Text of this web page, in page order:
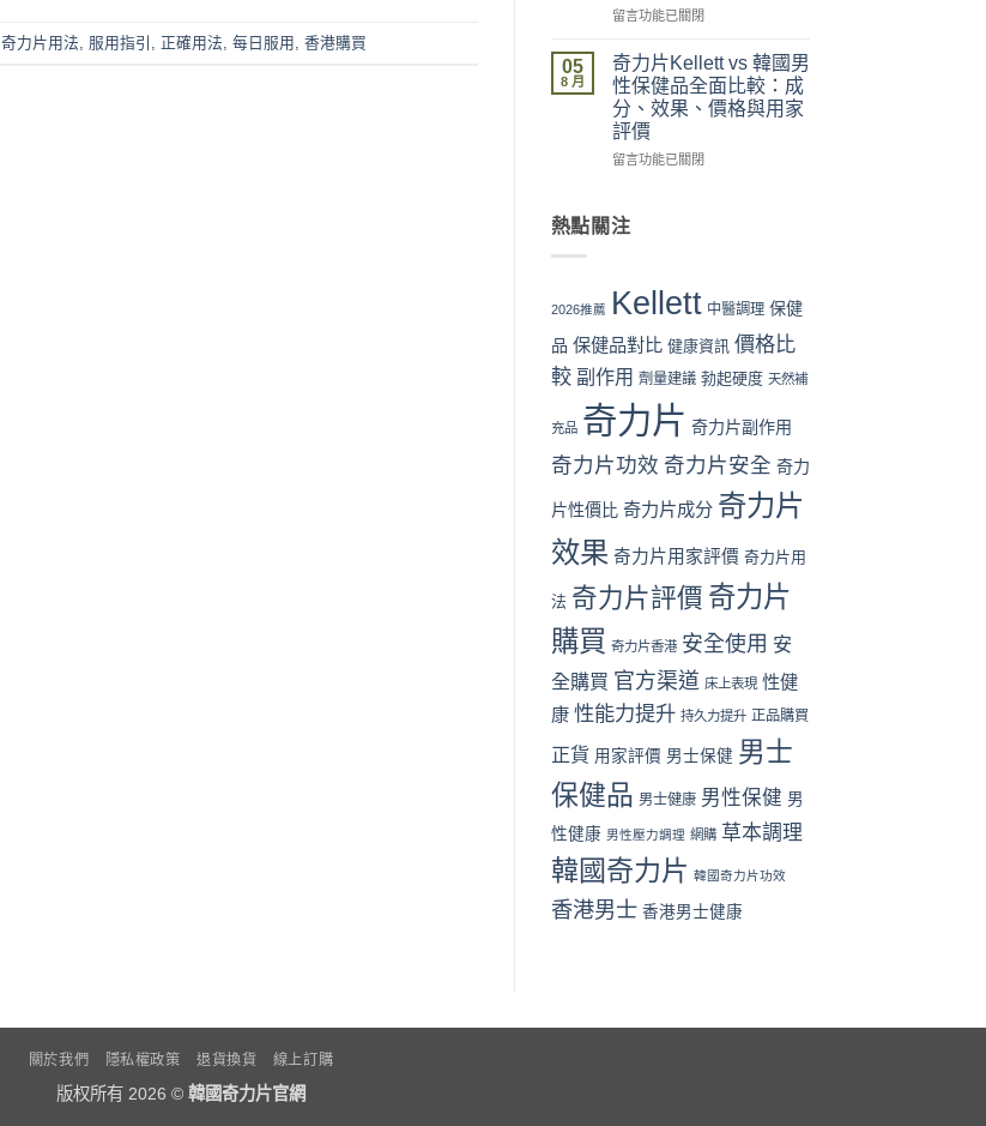
奇力片用法 服用指引 正確用法 每日服用 香港購買
折
與
最
抵
購
買
時
評
拆
解
與
理
性
購
南〉
中
購
流
程
完
整
教
學：
單
到
一
看
中
在
力
片
Kellett
vs
日
本
保
健
分、
效
用
口
全
對
（2026
香
港
篇）〉
留言功能已關閉
05
8 月
奇力片Kellett vs 韓國男
性保健品全面比較：成
分、效果、價格與用家
評價
在
片
國
性
健
全
比
成
效
果、
價
格
用
家
評
價〉
留言功能已關閉
熱點關注
2026推薦 Kellett 中醫調理 保健
品 保健品對比 健康資訊 價格比
較 副作用 劑量建議 勃起硬度 天然補
充品 奇力片 奇力片副作用
奇力片功效 奇力片安全 奇力
片性價比 奇力片成分 奇力片
效果 奇力片用家評價 奇力片用
法 奇力片評價 奇力片
購買 奇力片香港 安全使用 安
全購買 官方渠道 床上表現 性健
康 性能力提升 持久力提升 正品購買
正貨 用家評價 男士保健 男士
保健品 男士健康 男性保健 男
性健康 男性壓力調理 網購 草本調理
韓國奇力片 韓國奇力片功效
香港男士 香港男士健康
關於我們 隱私權政策 退貨換貨 線上訂購
版权所有 2026 © 韓國奇力片官網